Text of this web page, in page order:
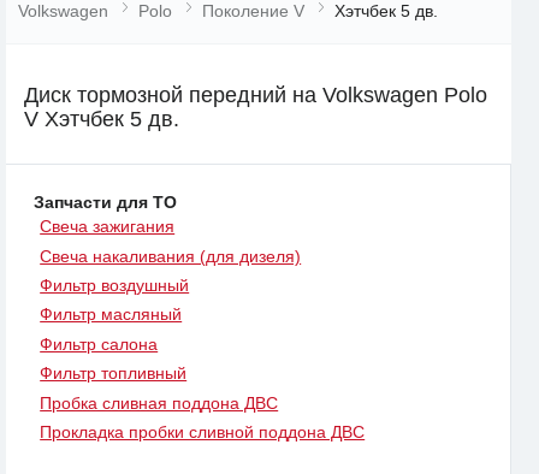
Volkswagen
Polo Поколение V Хэтчбек 5 дв.
Диск тормозной передний на Volkswagen Polo
V Хэтчбек 5 дв.
Запчасти для ТО
Свеча зажигания
Свеча накаливания (для дизеля)
Фильтр воздушный
Фильтр масляный
Фильтр салона
Фильтр топливный
Пробка сливная поддона ДВС
Прокладка пробки сливной поддона ДВС